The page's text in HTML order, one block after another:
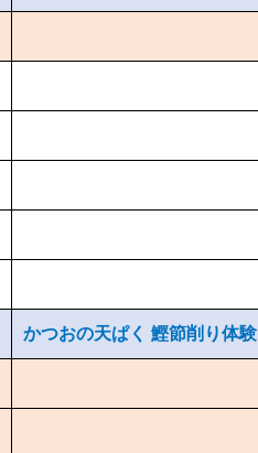
かつおの天ぱく 鰹節削り体験